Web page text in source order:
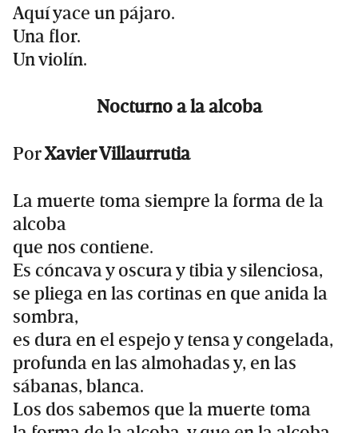
Aquí yace un pájaro.
Una flor.
Un violín.
Nocturno a la alcoba
PorXavier Villaurrutia
La muerte toma siempre la forma de la
alcoba
que nos contiene.
Es cóncava y oscura y tibia y silenciosa,
se pliega en las cortinas en que anida la
sombra,
es dura en el espejo y tensa y congelada,
profunda en las almohadas y, en las
sábanas, blanca.
Los dos sabemos que la muerte toma